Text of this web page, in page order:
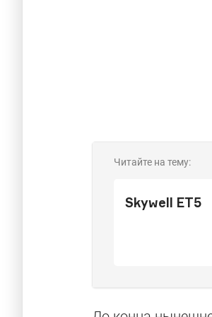
Читайте на тему:
Skywell ET5